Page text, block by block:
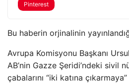
Pinterest
Bu haberin orjinalinin
Avrupa Komisyonu Başkanı
AB’nin Gazze Şeridi’ndeki sivil
çabalarını “iki katına çıkarmaya”